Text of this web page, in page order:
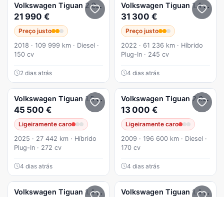
Volkswagen Tiguan 2.0 TDI SCR (BlueMotion ) Sound
21 990 €
Preço justo
2018 · 109 999 km · Diesel ·
150 cv
2 dias atrás
Volkswagen Tiguan 1.4 TSI eHybrid Conceptline DSG
31 300 €
Preço justo
2022 · 61 236 km · Híbrido
Plug-In · 245 cv
4 dias atrás
Volkswagen Tiguan 1.5 TSI eHybrid R-Line DSG
45 500 €
Ligeiramente caro
2025 · 27 442 km · Híbrido
Plug-In · 272 cv
4 dias atrás
Volkswagen Tiguan 2.0 TDi Sport 4Motion
13 000 €
Ligeiramente caro
2009 · 196 600 km · Diesel ·
170 cv
4 dias atrás
Volkswagen Tiguan 1.4 TSI eHybrid Conceptline DSG Volkswagen Tiguan 1.4 TSI eHybrid Conceptline DSG